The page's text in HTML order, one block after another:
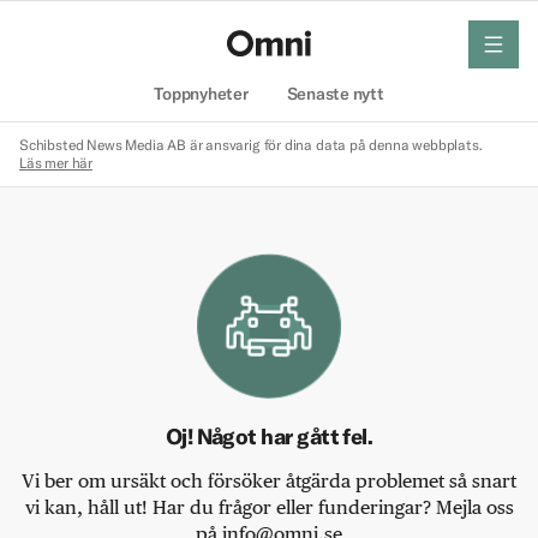
Toppnyheter Senaste nytt
meny
Schibsted News Media AB är ansvarig för dina data på denna webbplats.
Läs mer här
Oj! Något har gått fel.
Vi ber om ursäkt och försöker åtgärda problemet så snart
vi kan, håll ut! Har du frågor eller funderingar? Mejla oss